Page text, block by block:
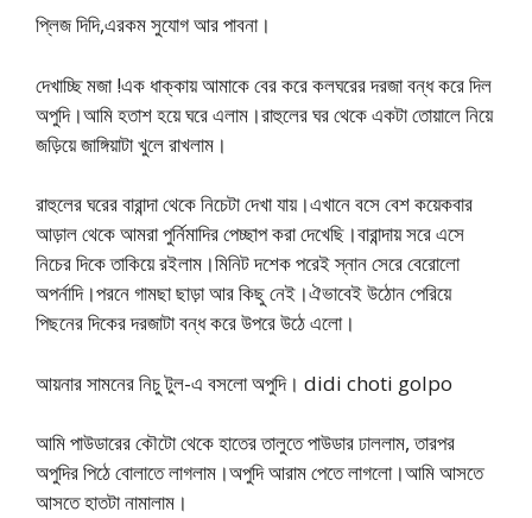
প্লিজ দিদি,এরকম সুযোগ আর পাবনা।
দেখাচ্ছি মজা !এক ধাক্কায় আমাকে বের করে কলঘরের দরজা বন্ধ করে দিল
অপুদি।আমি হতাশ হয়ে ঘরে এলাম।রাহুলের ঘর থেকে একটা তোয়ালে নিয়ে
জড়িয়ে জাঙ্গিয়াটা খুলে রাখলাম।
রাহুলের ঘরের বারান্দা থেকে নিচেটা দেখা যায়।এখানে বসে বেশ কয়েকবার
আড়াল থেকে আমরা পুর্নিমাদির পেচ্ছাপ করা দেখেছি।বারান্দায় সরে এসে
নিচের দিকে তাকিয়ে রইলাম।মিনিট দশেক পরেই স্নান সেরে বেরোলো
অপর্নাদি।পরনে গামছা ছাড়া আর কিছু নেই।ঐভাবেই উঠোন পেরিয়ে
পিছনের দিকের দরজাটা বন্ধ করে উপরে উঠে এলো।
আয়নার সামনের নিচু টুল-এ বসলো অপুদি। didi choti golpo
আমি পাউডারের কৌটো থেকে হাতের তালুতে পাউডার ঢাললাম, তারপর
অপুদির পিঠে বোলাতে লাগলাম।অপুদি আরাম পেতে লাগলো।আমি আসতে
আসতে হাতটা নামালাম।